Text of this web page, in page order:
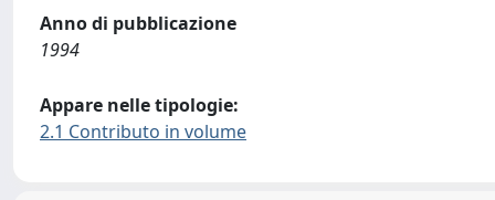
Anno di pubblicazione
1994
Appare nelle tipologie:
2.1 Contributo in volume